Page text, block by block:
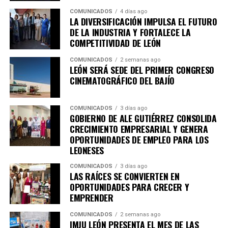
transforma mucho más que estadísticas: fortalece la
igualdad impulsa, la movilidad social y construye un
futuro con más oportunidades para todas y todos.
“Gracias por estar aquí, por escucharnos y estar
siempre presente en nuestras comunidades. A
nombre de todas las familias beneficiadas queremos
darles las gracias de corazón por todo el apoyo que
nos ha hecho llegar y así nos cambia la vida”,
expresó.
PROGRAMA MEJORAMIENTO DE VIVIENDA LLEGA
A LAS COMUNIDADES RURALES
La presidenta municipal, junto con su comitiva, visitó a
familias beneficiarias del programa de Mejoramiento de
Vivienda, entre ellas María del Carmen Falcón Flores, de
74 años, quien vive con su esposo y recibió acciones para
mejorar las condiciones de su hogar.
Estas acciones permiten atender necesidades
prioritarias de las familias que habitan en las
COMUNICADOS 4 días ago
LA DIVERSIFICACIÓN IMPULSA EL FUTURO
DE LA INDUSTRIA Y FORTALECE LA
COMPETITIVIDAD DE LEÓN
COMUNICADOS 2 semanas ago
LEÓN SERÁ SEDE DEL PRIMER CONGRESO
CINEMATOGRÁFICO DEL BAJÍO
COMUNICADOS 3 días ago
GOBIERNO DE ALE GUTIÉRREZ CONSOLIDA
CRECIMIENTO EMPRESARIAL Y GENERA
OPORTUNIDADES DE EMPLEO PARA LOS
LEONESES
COMUNICADOS 3 días ago
LAS RAÍCES SE CONVIERTEN EN
OPORTUNIDADES PARA CRECER Y
EMPRENDER
COMUNICADOS 2 semanas ago
IMJU LEÓN PRESENTA EL MES DE LAS